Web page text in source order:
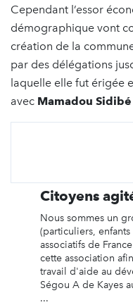
Cependant l’essor
démographique vont
création de la
par des délégations
laquelle elle fut érigée
avec Mamadou
Citoyens
Nous sommes un
(particuliers,
associatifs de
cette association
travail d'aide au
Ségou A de Kayes
...